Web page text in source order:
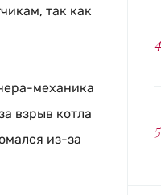
так как
механика
взрыв котла
из-за